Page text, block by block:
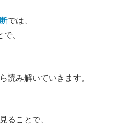
では、
、
読み解いていきます。
ることで、